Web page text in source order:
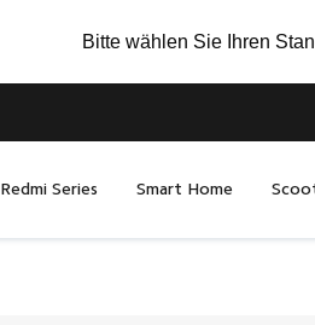
Bitte wählen Sie Ihren
Redmi Series Smart Home